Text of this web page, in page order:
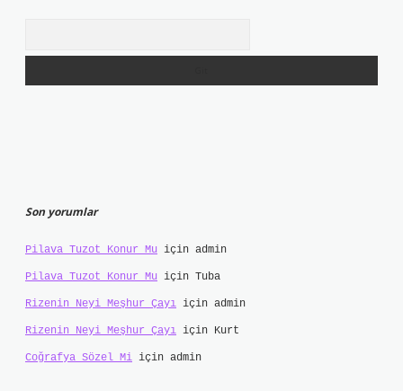
Son yorumlar
Pilava Tuzot Konur Mu için admin
Pilava Tuzot Konur Mu için Tuba
Rizenin Neyi Meşhur Çayı için admin
Rizenin Neyi Meşhur Çayı için Kurt
Coğrafya Sözel Mi için admin